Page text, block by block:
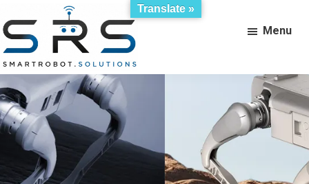
to
content
Smartrobot.solutions
verkoop,
verhuur
en
ontwikkeling
Menu
Translate »